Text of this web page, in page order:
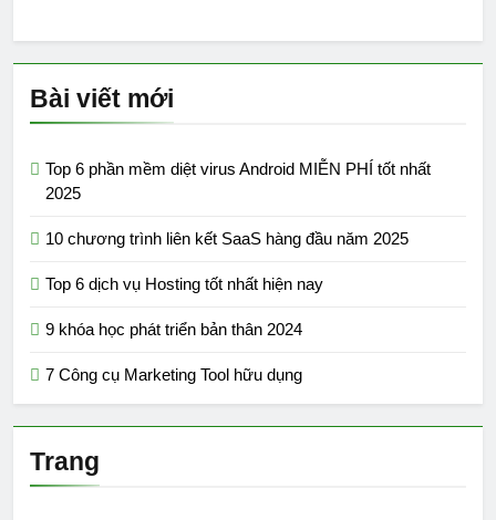
Bài viết mới
Top 6 phần mềm diệt virus Android MIỄN PHÍ tốt nhất
2025
10 chương trình liên kết SaaS hàng đầu năm 2025
Top 6 dịch vụ Hosting tốt nhất hiện nay
9 khóa học phát triển bản thân 2024
7 Công cụ Marketing Tool hữu dụng
Trang